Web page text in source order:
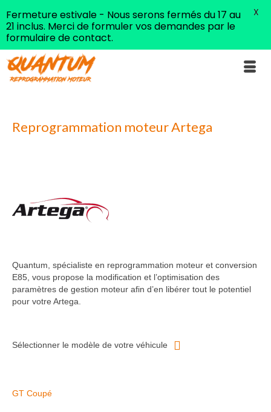
Reprogrammation moteur Artega
Quantum, spécialiste en reprogrammation moteur et conversion
E85, vous propose la modification et l’optimisation des
paramètres de gestion moteur afin d’en libérer tout le potentiel
pour votre Artega.
Sélectionner le modèle de votre véhicule
GT Coupé
Fermeture estivale - Nous serons fermés du 17 au
21 inclus. Merci de formuler vos demandes par le
formulaire de contact.
X